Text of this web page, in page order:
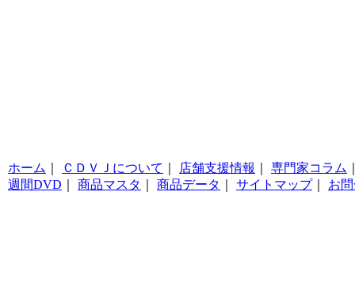
ホーム ＣＤＶＪについて 店舗支援情報 専門家コラム
週間DVD
商品マスタ 商品データ サイトマップ｜ お